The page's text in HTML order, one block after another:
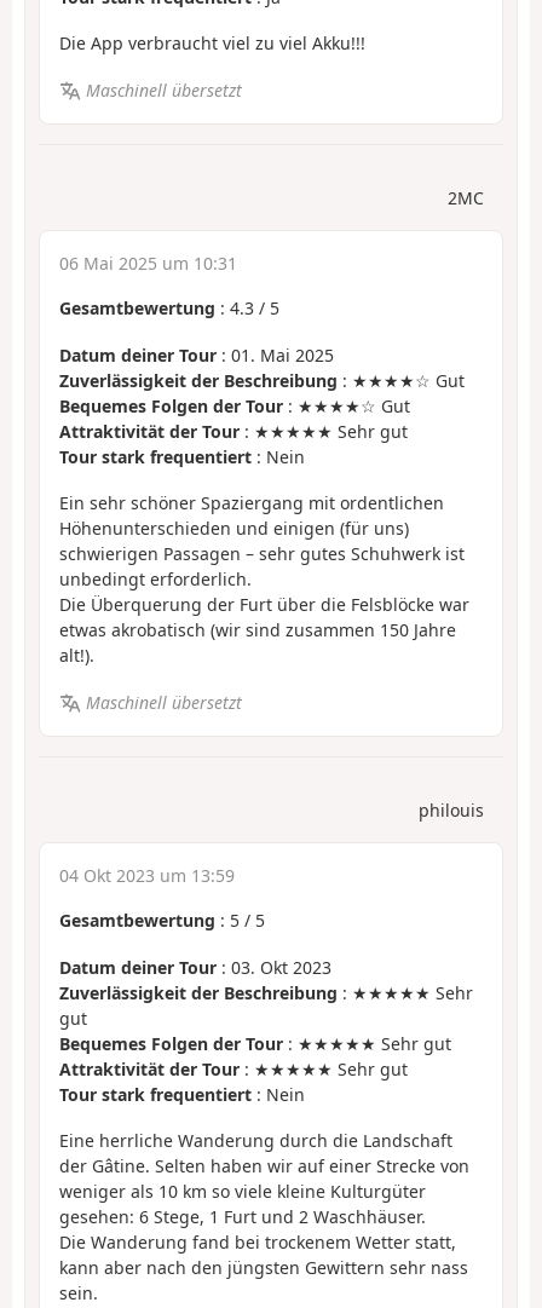
Die App verbraucht viel zu viel Akku!!!
Maschinell übersetzt
2MC
06 Mai 2025 um 10:31
Gesamtbewertung : 4.3 / 5
Datum deiner Tour : 01. Mai 2025
Zuverlässigkeit der Beschreibung : ★★★★☆ Gut
Bequemes Folgen der Tour : ★★★★☆ Gut
Attraktivität der Tour : ★★★★★ Sehr gut
Tour stark frequentiert : Nein
Ein sehr schöner Spaziergang mit ordentlichen
Höhenunterschieden und einigen (für uns)
schwierigen Passagen – sehr gutes Schuhwerk ist
unbedingt erforderlich.
Die Überquerung der Furt über die Felsblöcke war
etwas akrobatisch (wir sind zusammen 150 Jahre
alt!).
Maschinell übersetzt
philouis
04 Okt 2023 um 13:59
Gesamtbewertung : 5 / 5
Datum deiner Tour : 03. Okt 2023
Zuverlässigkeit der Beschreibung : ★★★★★ Sehr
gut
Bequemes Folgen der Tour : ★★★★★ Sehr gut
Attraktivität der Tour : ★★★★★ Sehr gut
Tour stark frequentiert : Nein
Eine herrliche Wanderung durch die Landschaft
der Gâtine. Selten haben wir auf einer Strecke von
weniger als 10 km so viele kleine Kulturgüter
gesehen: 6 Stege, 1 Furt und 2 Waschhäuser.
Die Wanderung fand bei trockenem Wetter statt,
kann aber nach den jüngsten Gewittern sehr nass
sein.